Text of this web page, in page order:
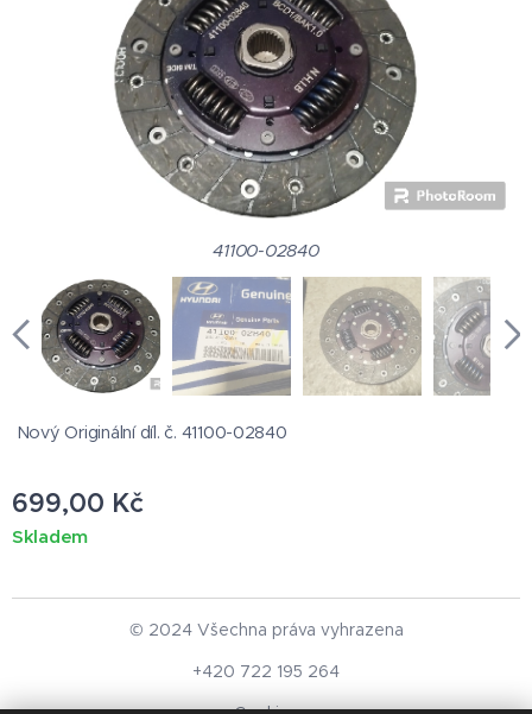
41100-02840
Nový Originální díl. č. 41100-02840
699,00 Kč
Skladem
© 2024 Všechna práva vyhrazena
+420 722 195 264